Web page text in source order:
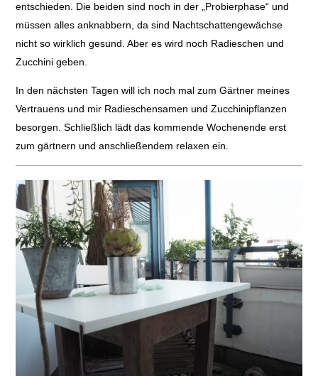
entschieden. Die beiden sind noch in der „Probierphase“ und
müssen alles anknabbern, da sind Nachtschattengewächse
nicht so wirklich gesund. Aber es wird noch Radieschen und
Zucchini geben.
In den nächsten Tagen will ich noch mal zum Gärtner meines
Vertrauens und mir Radieschensamen und Zucchinipflanzen
besorgen. Schließlich lädt das kommende Wochenende erst
zum gärtnern und anschließendem relaxen ein.